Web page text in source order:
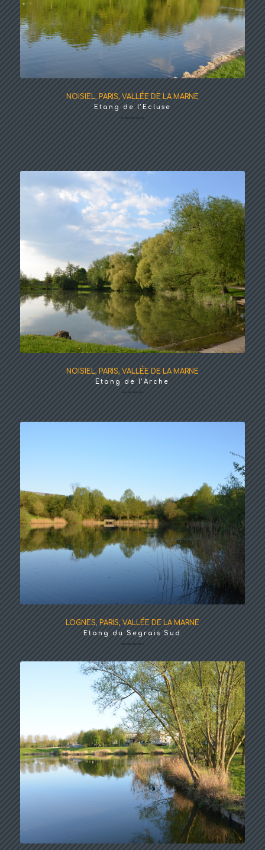
NOISIEL, PARIS, VALLÉE DE LA MARNE
Etang de l’Ecluse
NOISIEL, PARIS, VALLÉE DE LA MARNE
Etang de l’Arche
LOGNES, PARIS, VALLÉE DE LA MARNE
Etang du Segrais Sud